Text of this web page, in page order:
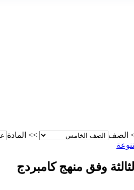
الصف >> المادة
وفق منهج كامبردج